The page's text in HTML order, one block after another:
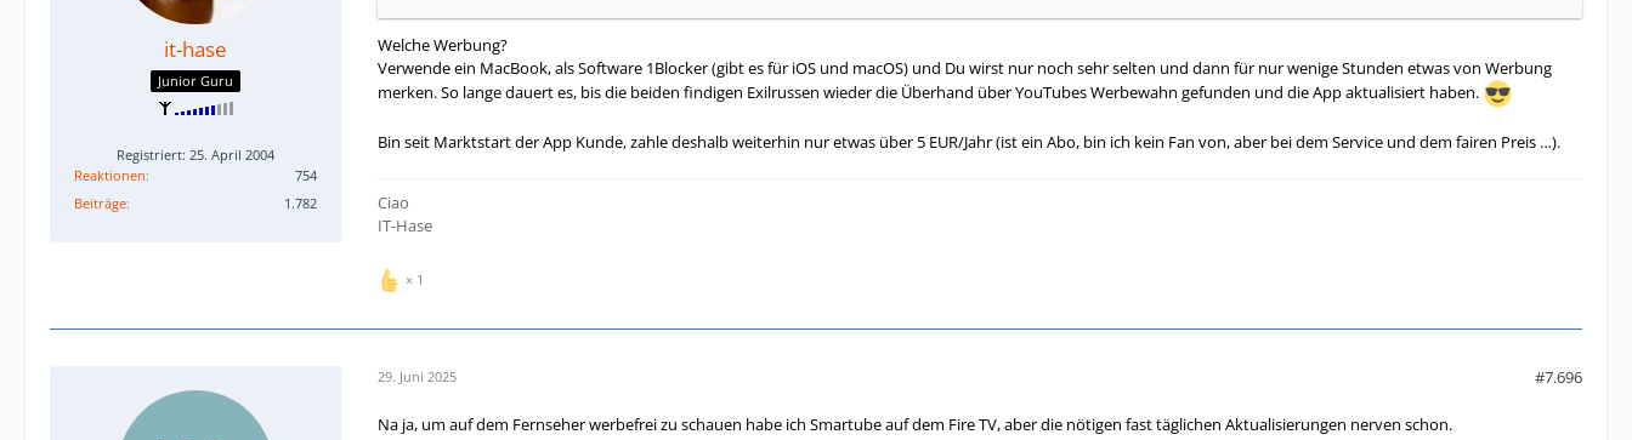
it-hase
Junior Guru
Registriert: 25. April 2004
Reaktionen
754
Beiträge
1.782
Welche Werbung?
Verwende ein MacBook, als Software 1Blocker (gibt es für iOS und macOS) und Du wirst nur noch sehr selten und dann für nur wenige Stunden etwas von Werbung
merken. So lange dauert es, bis die beiden findigen Exilrussen wieder die Überhand über YouTubes Werbewahn gefunden und die App aktualisiert haben.
Bin seit Marktstart der App Kunde, zahle deshalb weiterhin nur etwas über 5 EUR/Jahr (ist ein Abo, bin ich kein Fan von, aber bei dem Service und dem fairen Preis …).
Ciao
IT-Hase
1
29. Juni 2025 #7.696
Na ja, um auf dem Fernseher werbefrei zu schauen habe ich Smartube auf dem Fire TV, aber die nötigen fast täglichen Aktualisierungen nerven schon.